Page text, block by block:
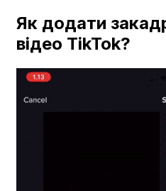
Як додати
відео TikTok?